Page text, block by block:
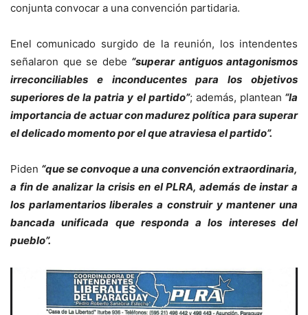
conjunta convocar a una convención partidaria.
Enel comunicado surgido de la reunión, los intendentes
señalaron que se debe “superar antiguos antagonismos
irreconciliables e inconducentes para los objetivos
superiores de la patria y el partido”; además, plantean “la
importancia de actuar con madurez política para superar
el delicado momento por el que atraviesa el partido”.
Piden “que se convoque a una convención extraordinaria,
a fin de analizar la crisis en el PLRA, además de instar a
los parlamentarios liberales a construir y mantener una
bancada unificada que responda a los intereses del
pueblo”.